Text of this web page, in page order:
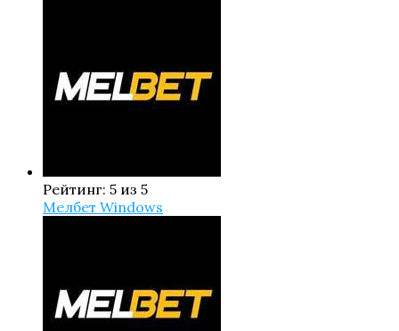
Рейтинг: 5 из 5
Мелбет Windows